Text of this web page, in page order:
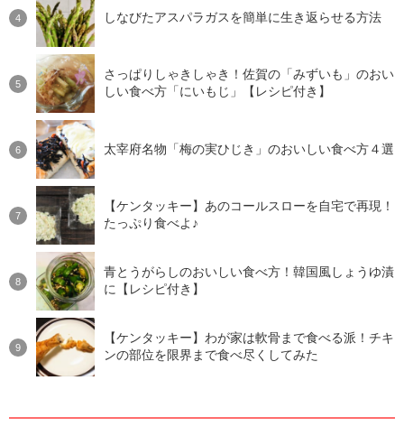
しなびたアスパラガスを簡単に生き返らせる方法
さっぱりしゃきしゃき！佐賀の「みずいも」のおい
しい食べ方「にいもじ」【レシピ付き】
太宰府名物「梅の実ひじき」のおいしい食べ方４選
【ケンタッキー】あのコールスローを自宅で再現！
たっぷり食べよ♪
青とうがらしのおいしい食べ方！韓国風しょうゆ漬
に【レシピ付き】
【ケンタッキー】わが家は軟骨まで食べる派！チキ
ンの部位を限界まで食べ尽くしてみた